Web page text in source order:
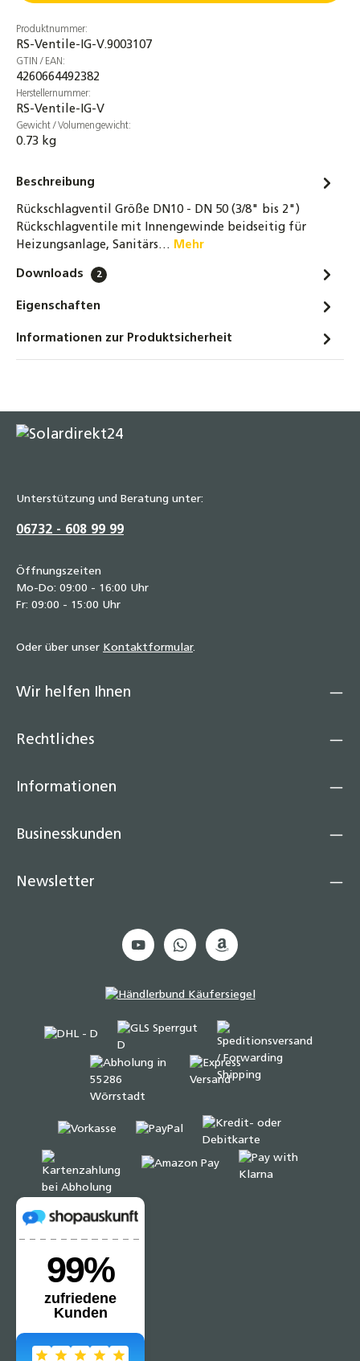
Produktnummer:
RS-Ventile-IG-V.9003107
GTIN / EAN:
4260664492382
Herstellernummer:
RS-Ventile-IG-V
Gewicht / Volumengewicht:
0.73 kg
Beschreibung
Rückschlagventil Größe DN10 - DN 50 (3/8" bis 2")
Rückschlagventile mit Innengewinde beidseitig für
Heizungsanlage, Sanitärs… Mehr
Downloads 2
Eigenschaften
Informationen zur Produktsicherheit
Unterstützung und Beratung unter:
06732 - 608 99 99
Öffnungszeiten
Mo-Do: 09:00 - 16:00 Uhr
Fr: 09:00 - 15:00 Uhr
Oder über unser Kontaktformular.
Wir helfen Ihnen
Rechtliches
Informationen
Businesskunden
Newsletter